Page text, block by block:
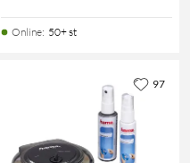
Online: 50+ st
97